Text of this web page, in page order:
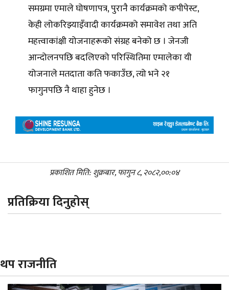
समग्रमा एमाले घोषणापत्र, पुरानै कार्यक्रमको कपीपेस्ट,
केही लोकरिझ्याइँवादी कार्यक्रमको समावेश तथा अति
महत्त्वाकांक्षी योजनाहरूको संग्रह बनेको छ । जेनजी
आन्दोलनपछि बदलिएको परिस्थितिमा एमालेका यी
योजनाले मतदाता कति फकाउँछ, त्यो भने २१
फागुनपछि नै थाहा हुनेछ ।
प्रकाशित मिति: शुक्रबार, फागुन ८, २०८२,००:०४
प्रतिक्रिया दिनुहोस्
थप राजनीति